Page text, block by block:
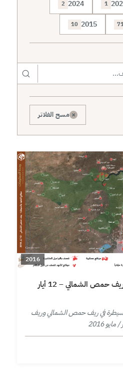
1
2024
2
2015
10
× مسح الفلاتر
2016
مواقع النفوذ والسيطرة – ريف حمص الشمالي – 12 أيار
في ريف حمص الشمالي وريف